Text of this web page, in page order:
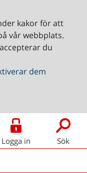
kakor för att
vår webbplats.
du
dem
Logga in Sök